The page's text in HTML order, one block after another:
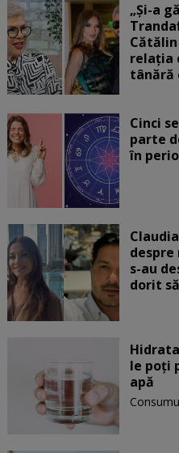
„Și-a
relația
tânără
Cinci
parte
în
despre
s-au
dorit
le poți
apă